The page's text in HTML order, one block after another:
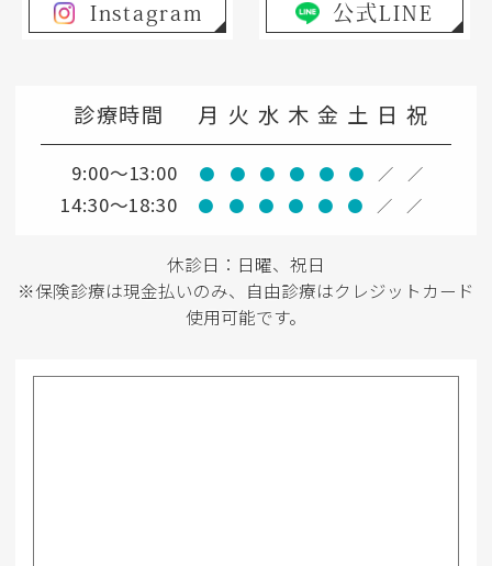
Instagram 公式LINE
診療時間 月 火 水 木 金 土 日 祝
9:00～13:00 ● ● ● ● ● ● ／ ／
14:30～18:30 ● ● ● ● ● ● ／ ／
休診日：日曜、祝日
※保険診療は現金払いのみ、自由診療はクレジットカード
使用可能です。